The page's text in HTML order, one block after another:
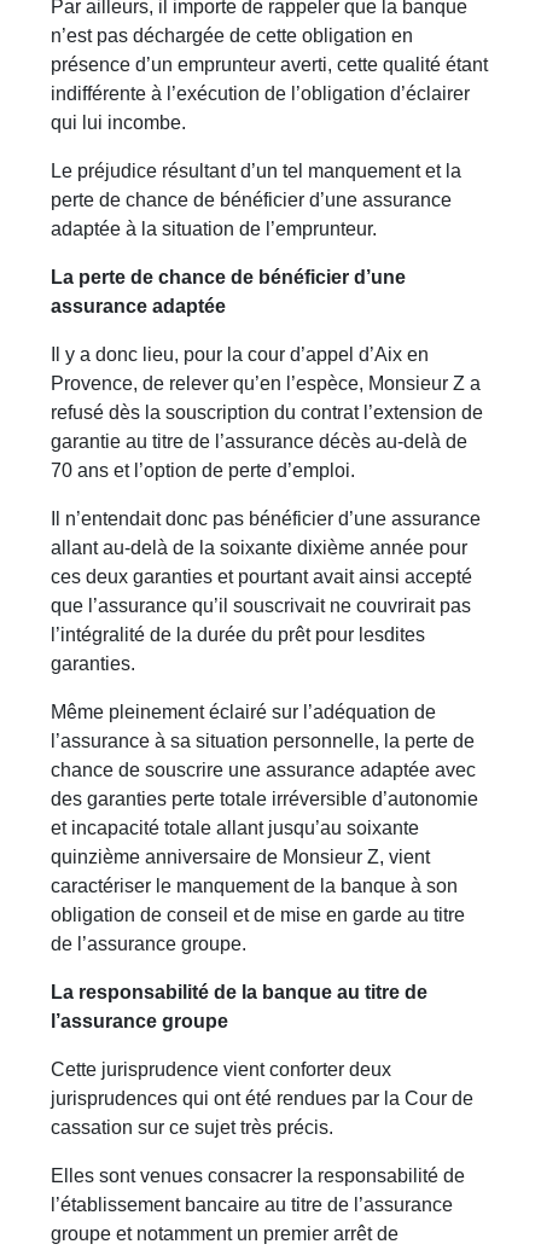
Par ailleurs, il importe de rappeler que la banque
n’est pas déchargée de cette obligation en
présence d’un emprunteur averti, cette qualité étant
indifférente à l’exécution de l’obligation d’éclairer
qui lui incombe.
Le préjudice résultant d’un tel manquement et la
perte de chance de bénéficier d’une assurance
adaptée à la situation de l’emprunteur.
La perte de chance de bénéficier d’une
assurance adaptée
Il y a donc lieu, pour la cour d’appel d’Aix en
Provence, de relever qu’en l’espèce, Monsieur Z a
refusé dès la souscription du contrat l’extension de
garantie au titre de l’assurance décès au-delà de
70 ans et l’option de perte d’emploi.
Il n’entendait donc pas bénéficier d’une assurance
allant au-delà de la soixante dixième année pour
ces deux garanties et pourtant avait ainsi accepté
que l’assurance qu’il souscrivait ne couvrirait pas
l’intégralité de la durée du prêt pour lesdites
garanties.
Même pleinement éclairé sur l’adéquation de
l’assurance à sa situation personnelle, la perte de
chance de souscrire une assurance adaptée avec
des garanties perte totale irréversible d’autonomie
et incapacité totale allant jusqu’au soixante
quinzième anniversaire de Monsieur Z, vient
caractériser le manquement de la banque à son
obligation de conseil et de mise en garde au titre
de l’assurance groupe.
La responsabilité de la banque au titre de
l’assurance groupe
Cette jurisprudence vient conforter deux
jurisprudences qui ont été rendues par la Cour de
cassation sur ce sujet très précis.
Elles sont venues consacrer la responsabilité de
l’établissement bancaire au titre de l’assurance
groupe et notamment un premier arrêt de